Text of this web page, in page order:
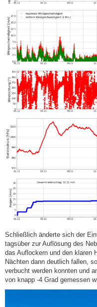
Schließlich änderte sich der
tagsüber zur Auflösung des
das Auflockern und den klaren
Nächten dann deutlich fallen,
verbucht werden konnten und
von knapp -4 Grad gemessen